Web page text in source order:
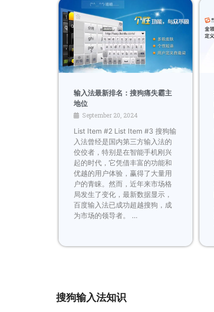
输入法最新排名：搜狗痛失霸主
地位
September 20, 2024
List Item #2 List Item #3 搜狗输
入法曾经是国内第三方输入法的
佼佼者，特别是在智能手机刚兴
起的时代，它凭借丰富的功能和
优越的用户体验，赢得了大量用
户的青睐。然而，近年来市场格
局发生了变化，最新数据显示，
百度输入法已成功超越搜狗，成
为市场的领导者。 …
搜狗输入法知识